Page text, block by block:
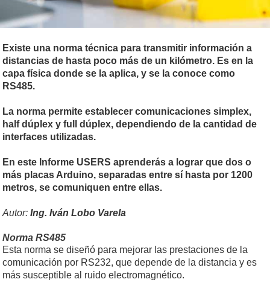
Existe una norma técnica para transmitir información a
distancias de hasta poco más de un kilómetro. Es en la
capa física donde se la aplica, y se la conoce como
RS485.
La norma permite establecer comunicaciones simplex,
half dúplex y full dúplex, dependiendo de la cantidad de
interfaces utilizadas.
En este Informe USERS aprenderás a lograr que dos o
más placas Arduino, separadas entre sí hasta por 1200
metros, se comuniquen entre ellas.
Autor: Ing. Iván Lobo Varela
Norma RS485
Esta norma se diseñó para mejorar las prestaciones de la
comunicación por RS232, que depende de la distancia y es
más susceptible al ruido electromagnético.